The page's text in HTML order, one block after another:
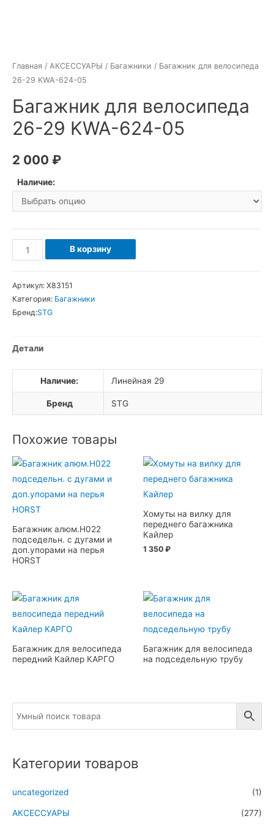
Главная / АКСЕССУАРЫ / Багажники / Багажник для велосипеда
26-29 KWA-624-05
Багажник для велосипеда
26-29 KWA-624-05
2 000 ₽
Наличие:
Количество
товара
для
велосипеда
KWA-
624-
В корзину
Артикул: Х83151
Категория: Багажники
Бренд:STG
Детали
Наличие: Линейная 29
Бренд STG
Похожие товары
Багажник алюм.H022
подседельн. с дугами и
доп.упорами на перья
HORST
Хомуты на вилку для
переднего багажника
Кайлер
1 350 ₽
Багажник для велосипеда
передний Кайлер КАРГО
Багажник для велосипеда
на подседельную трубу
Категории товаров
uncategorized (1)
АКСЕССУАРЫ (277)